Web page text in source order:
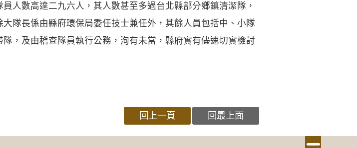
數高達二九六人，其人數甚至多過台北縣部分鄉鎮清潔隊，
隊長係由縣府環保局委任技士兼任外，其餘人員包括中、小隊
，及由稽查隊員執行公務，洵有未當，縣府實有儘速切實檢討
回上一頁 回最上面